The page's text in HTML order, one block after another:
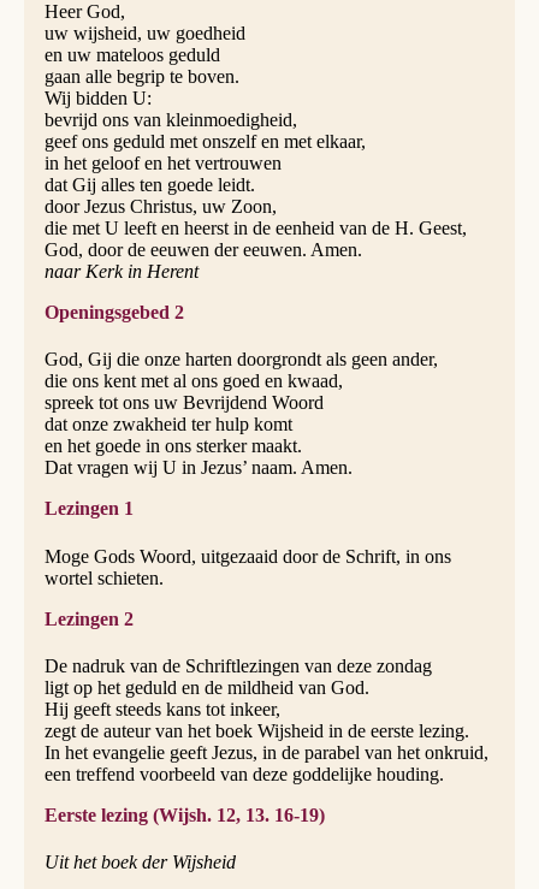
Heer God,
uw wijsheid, uw goedheid
en uw mateloos geduld
gaan alle begrip te boven.
Wij bidden U:
bevrijd ons van kleinmoedigheid,
geef ons geduld met onszelf en met elkaar,
in het geloof en het vertrouwen
dat Gij alles ten goede leidt.
door Jezus Christus, uw Zoon,
die met U leeft en heerst in de eenheid van de H. Geest,
God, door de eeuwen der eeuwen. Amen.
naar Kerk in Herent
Openingsgebed 2
God, Gij die onze harten doorgrondt als geen ander,
die ons kent met al ons goed en kwaad,
spreek tot ons uw Bevrijdend Woord
dat onze zwakheid ter hulp komt
en het goede in ons sterker maakt.
Dat vragen wij U in Jezus’ naam. Amen.
Lezingen 1
Moge Gods Woord, uitgezaaid door de Schrift, in ons
wortel schieten.
Lezingen 2
De nadruk van de Schriftlezingen van deze zondag
ligt op het geduld en de mildheid van God.
Hij geeft steeds kans tot inkeer,
zegt de auteur van het boek Wijsheid in de eerste lezing.
In het evangelie geeft Jezus, in de parabel van het onkruid,
een treffend voorbeeld van deze goddelijke houding.
Eerste lezing (Wijsh. 12, 13. 16-19)
Uit het boek der Wijsheid